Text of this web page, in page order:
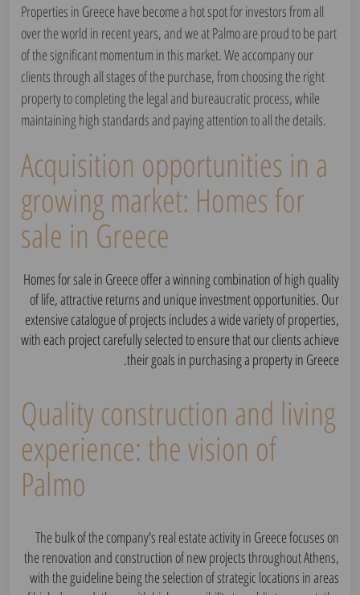
Properties in Greece have become a hot spot for investors from all
over the world in recent years, and we at Palmo are proud to be part
of the significant momentum in this market. We accompany our
clients through all stages of the purchase, from choosing the right
property to completing the legal and bureaucratic process, while
maintaining high standards and paying attention to all the details.
Acquisition opportunities in a
growing market: Homes for
sale in Greece
Homes for sale in Greece offer a winning combination of high quality
of life, attractive returns and unique investment opportunities. Our
extensive catalogue of projects includes a wide variety of properties,
with each project carefully selected to ensure that our clients achieve
their goals in purchasing a property in Greece.
Quality construction and living
experience: the vision of
Palmo
The bulk of the company's real estate activity in Greece focuses on
the renovation and construction of new projects throughout Athens,
with the guideline being the selection of strategic locations in areas